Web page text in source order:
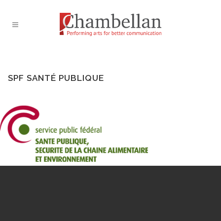
SPF SANTÉ PUBLIQUE